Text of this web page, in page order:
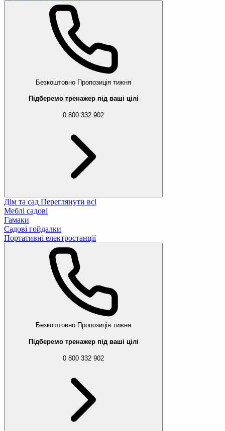
Безкоштовно Пропозиція тижня
Підберемо тренажер під ваші цілі
0 800 332 902
Дім та сад Переглянути всі
Меблі садові
Гамаки
Садові гойдалки
Портативні електростанції
Безкоштовно Пропозиція тижня
Підберемо тренажер під ваші цілі
0 800 332 902